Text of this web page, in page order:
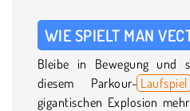
WIE SPIELT MAN
Bleibe in Bewegung und
diesem Parkour- Laufspiel
gigantischen Explosion